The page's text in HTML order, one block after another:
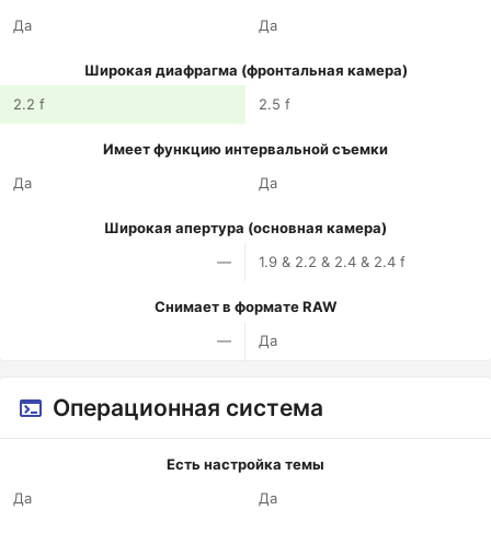
Да
Да
Широкая диафрагма (фронтальная камера)
2.2 f
2.5 f
Имеет функцию интервальной съемки
Да
Да
Широкая апертура (основная камера)
—
1.9 & 2.2 & 2.4 & 2.4 f
Снимает в формате RAW
—
Да
Операционная система
Есть настройка темы
Да
Да